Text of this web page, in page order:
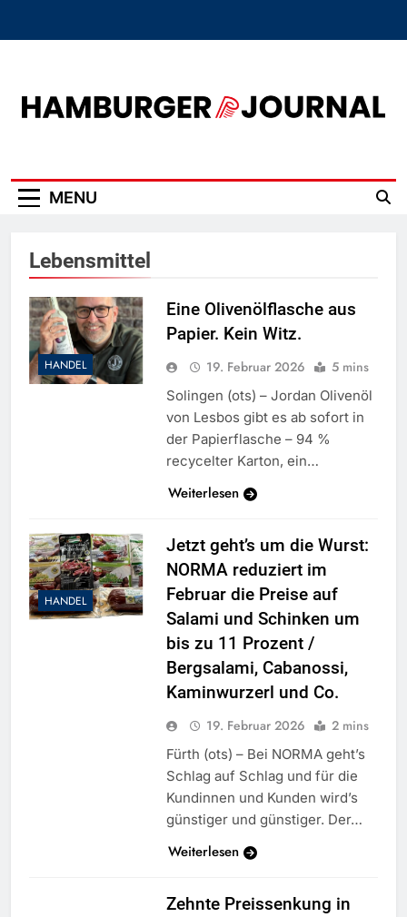
MENU
Lebensmittel
HANDEL
Eine Olivenölflasche aus
Papier. Kein Witz.
19. Februar 2026 5 mins
Solingen (ots) – Jordan Olivenöl
von Lesbos gibt es ab sofort in
der Papierflasche – 94 %
recycelter Karton, ein…
Weiterlesen
HANDEL
Jetzt geht’s um die Wurst:
NORMA reduziert im
Februar die Preise auf
Salami und Schinken um
bis zu 11 Prozent /
Bergsalami, Cabanossi,
Kaminwurzerl und Co.
19. Februar 2026 2 mins
Fürth (ots) – Bei NORMA geht’s
Schlag auf Schlag und für die
Kundinnen und Kunden wird’s
günstiger und günstiger. Der…
Weiterlesen
Zehnte Preissenkung in